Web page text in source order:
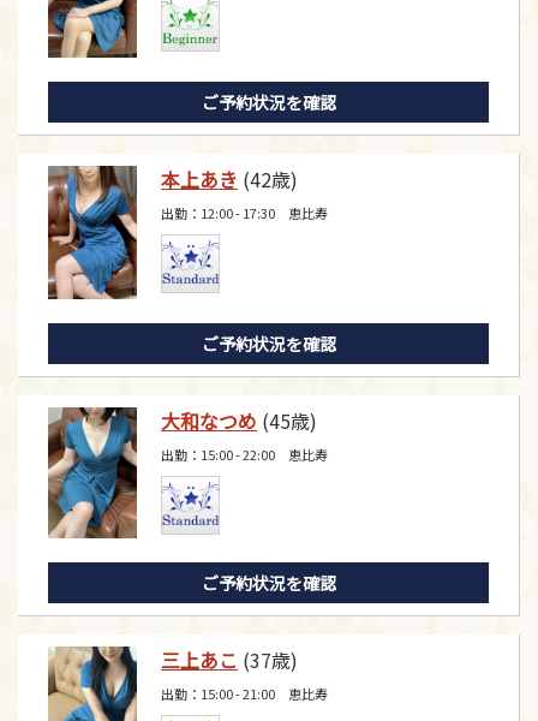
ご予約状況を確認
本上あき (42歳)
出勤：12:00 - 17:30 恵比寿
ご予約状況を確認
大和なつめ (45歳)
出勤：15:00 - 22:00 恵比寿
ご予約状況を確認
三上あこ (37歳)
出勤：15:00 - 21:00 恵比寿